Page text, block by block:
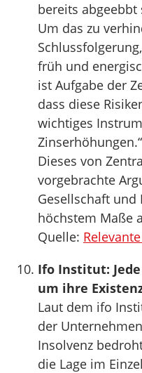
bereits abgeebbt
Um das zu
früh und
ist Aufgabe der
dass diese
wichtiges
Zinserhöhungen.“
Dieses von
vorgebrachte
Gesellschaft
höchstem Maße
Quelle:
Ifo Institut:
um ihre
Laut dem ifo
der
Insolvenz
die Lage im